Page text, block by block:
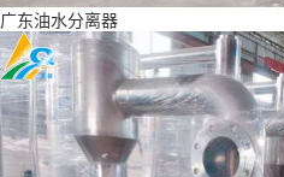
广东油水分离器